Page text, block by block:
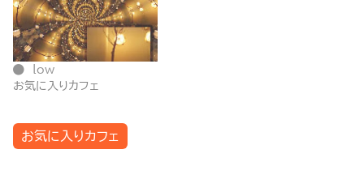
low
お気に入りカフェ
お気に入りカフェ